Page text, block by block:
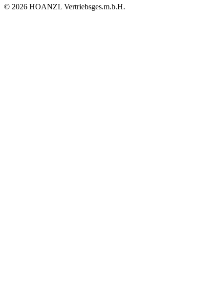
© 2026 HOANZL Vertriebsges.m.b.H.